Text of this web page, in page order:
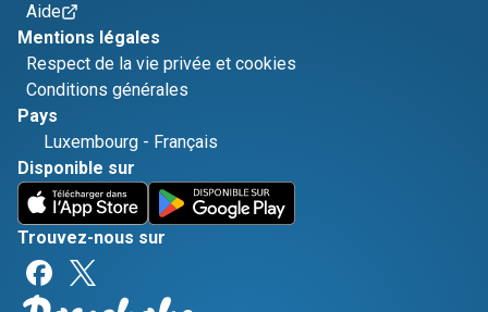
Aide
Mentions légales
Respect de la vie privée et cookies
Conditions générales
Pays
Luxembourg - Français
Disponible sur
Trouvez-nous sur